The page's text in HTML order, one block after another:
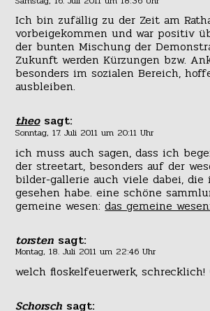
Ich bin zufällig zu der Zeit am
vorbeigekommen und war positiv
der bunten Mischung der
Zukunft werden Kürzungen bzw.
besonders im sozialen Bereich,
ausbleiben.
theo sagt:
Sonntag, 17. Juli 2011 um 20:11 Uhr
ich muss auch sagen, dass ich
der streetart, besonders auf der
bilder-gallerie auch viele dabei,
gesehen habe. eine schöne
gemeine wesen:das gemeine
torsten sagt:
Montag, 18. Juli 2011 um 22:46 Uhr
welch floskelfeuerwerk, schrecklich!
Schorsch sagt: